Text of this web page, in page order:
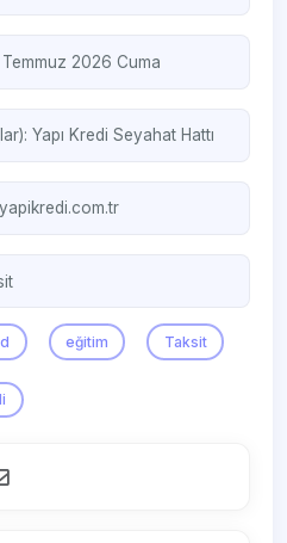
2026 Cuma
Yapı Kredi Seyahat Hattı
eğitim Taksit